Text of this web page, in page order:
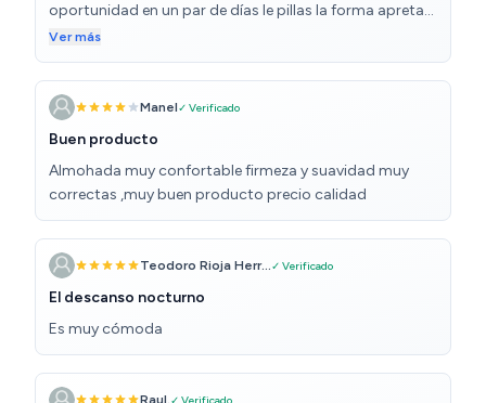
oportunidad en un par de días le pillas la forma apretas
algo más la cabeza para coger posición y unos días va
perfecta. La recomiendo y alivia los dolores de
cervicales que sufro.
Ver más
Manel✓ Verificado
Buen producto
Almohada muy confortable firmeza y suavidad muy
correctas ,muy buen producto precio calidad
Teodoro Rioja Herr...✓ Verificado
El descanso nocturno
Es muy cómoda
Raul. ✓ Verificado